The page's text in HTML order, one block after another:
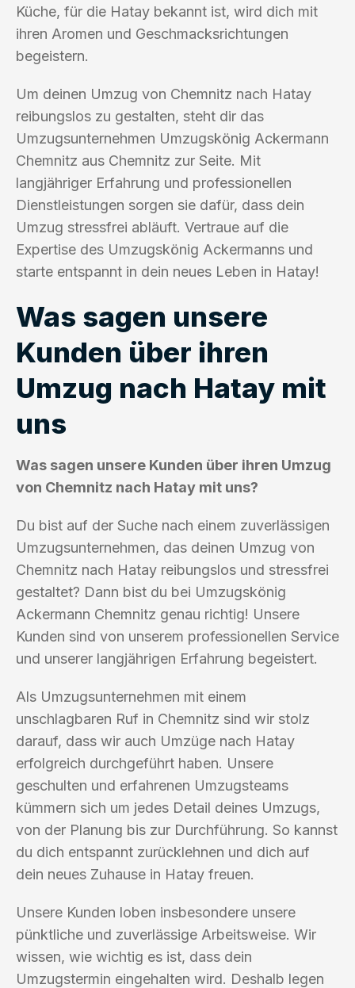
Küche, für die Hatay bekannt ist, wird dich mit
ihren Aromen und Geschmacksrichtungen
begeistern.
Um deinen Umzug von Chemnitz nach Hatay
reibungslos zu gestalten, steht dir das
Umzugsunternehmen Umzugskönig Ackermann
Chemnitz aus Chemnitz zur Seite. Mit
langjähriger Erfahrung und professionellen
Dienstleistungen sorgen sie dafür, dass dein
Umzug stressfrei abläuft. Vertraue auf die
Expertise des Umzugskönig Ackermanns und
starte entspannt in dein neues Leben in Hatay!
Was sagen unsere
Kunden über ihren
Umzug nach Hatay mit
uns
Was sagen unsere Kunden über ihren Umzug
von Chemnitz nach Hatay mit uns?
Du bist auf der Suche nach einem zuverlässigen
Umzugsunternehmen, das deinen Umzug von
Chemnitz nach Hatay reibungslos und stressfrei
gestaltet? Dann bist du bei Umzugskönig
Ackermann Chemnitz genau richtig! Unsere
Kunden sind von unserem professionellen Service
und unserer langjährigen Erfahrung begeistert.
Als Umzugsunternehmen mit einem
unschlagbaren Ruf in Chemnitz sind wir stolz
darauf, dass wir auch Umzüge nach Hatay
erfolgreich durchgeführt haben. Unsere
geschulten und erfahrenen Umzugsteams
kümmern sich um jedes Detail deines Umzugs,
von der Planung bis zur Durchführung. So kannst
du dich entspannt zurücklehnen und dich auf
dein neues Zuhause in Hatay freuen.
Unsere Kunden loben insbesondere unsere
pünktliche und zuverlässige Arbeitsweise. Wir
wissen, wie wichtig es ist, dass dein
Umzugstermin eingehalten wird. Deshalb legen